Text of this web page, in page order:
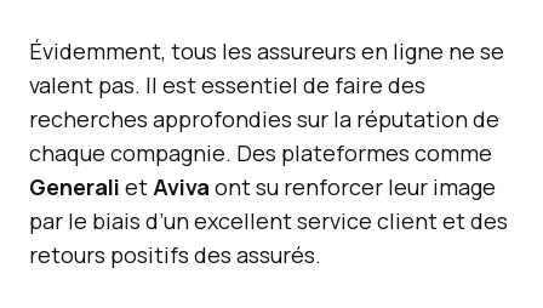
Évidemment, tous les assureurs en ligne ne se
valent pas. Il est essentiel de faire des
recherches approfondies sur la réputation de
chaque compagnie. Des plateformes comme
Generali etAviva ont su renforcer leur image
par le biais d’un excellent service client et des
retours positifs des assurés.